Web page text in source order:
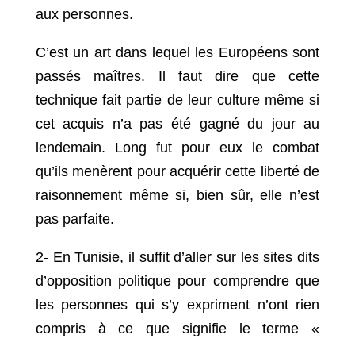
aux personnes.
C’est un art dans lequel les Européens sont
passés maîtres. Il faut dire que cette
technique fait partie de leur culture même si
cet acquis n’a pas été gagné du jour au
lendemain. Long fut pour eux le combat
qu’ils menèrent pour acquérir cette liberté de
raisonnement même si, bien sûr, elle n’est
pas parfaite.
2- En Tunisie, il suffit d’aller sur les sites dits
d’opposition politique pour comprendre que
les personnes qui s’y expriment n’ont rien
compris à ce que signifie le terme «